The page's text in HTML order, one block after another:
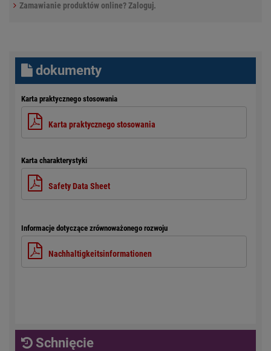
Zamawianie produktów online? Zaloguj.
dokumenty
Karta praktycznego stosowania
Karta praktycznego stosowania
Karta charakterystyki
Safety Data Sheet
Informacje dotyczące zrównoważonego rozwoju
Nachhaltigkeitsinformationen
Schnięcie